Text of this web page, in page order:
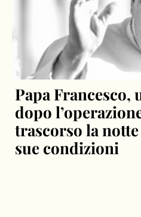
Papa
dopo
trascorso la
sue condizioni